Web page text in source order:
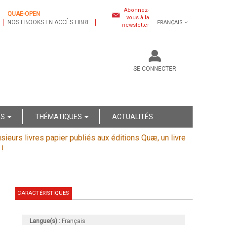
QUAE-OPEN
NOS EBOOKS EN ACCÈS LIBRE
Abonnez-
vous à la
newsletter
FRANÇAIS
SE CONNECTER
THÉMATIQUES ACTUALITÉS
livres papier publiés aux éditions Quæ, un livre
CARACTÉRISTIQUES
Langue(s) : Français